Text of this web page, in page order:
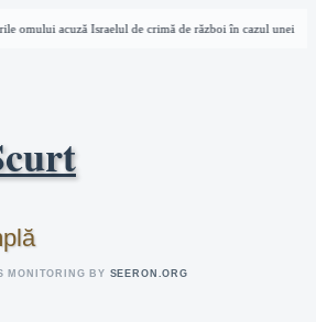
omului acuză Israelul de crimă de război în cazul unei
MONITORING BY SEERON.ORG